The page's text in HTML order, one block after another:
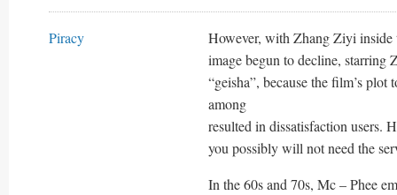
Piracy
However, with Zhang Ziyi inside
image begun to decline, starring
“geisha”, because the film’s plot
among
resulted in dissatisfaction users.
you possibly will not need the
In the 60s and 70s, Mc – Phee